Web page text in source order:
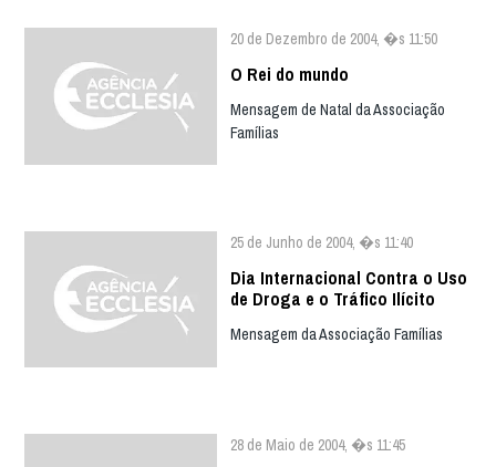
20 de Dezembro de 2004, �s 11:50
O Rei do mundo
Mensagem de Natal da Associação
Famílias
25 de Junho de 2004, �s 11:40
Dia Internacional Contra o Uso
de Droga e o Tráfico Ilícito
Mensagem da Associação Famílias
28 de Maio de 2004, �s 11:45